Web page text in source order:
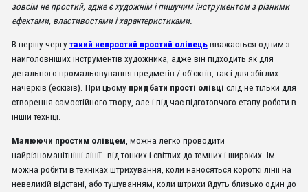
зовсім не простий, адже є художнім і пишучим інструментом з різними
ефектами, властивостями і характеристиками.
В першу чергу такий непростий простий олівецьвважається одним з
найголовніших інструментів художника, адже він підходить як для
детального промальовування предметів / об'єктів, так і для збіглих
начерків (ескізів). При цьому придбати прості олівці слід не тільки для
створення самостійного твору, але і під час підготовчого етапу роботи в
іншій техніці.
Малюючи простим олівцем , можна легко проводити
найрізноманітніші лінії - від тонких і світлих до темних і широких. Їм
можна робити в техніках штрихування, коли наносяться короткі лінії на
невеликій відстані, або тушуванням, коли штрихи йдуть близько один до